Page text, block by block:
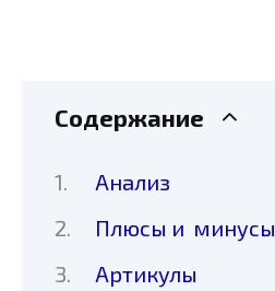
Содержание
Анализ
Плюсы и минусы
Артикулы